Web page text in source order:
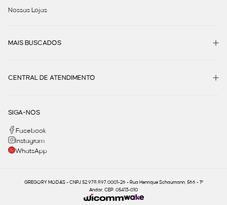
Nossas Lojas
MAIS BUSCADOS
CENTRAL DE ATENDIMENTO
SIGA-NOS
Facebook
Instagram
WhatsApp
GREGORY MODAS - CNPJ 52.978.897.0001-26 - Rua Henrique Schaumann, 566 - 1º
Andar, CEP: 05413-010